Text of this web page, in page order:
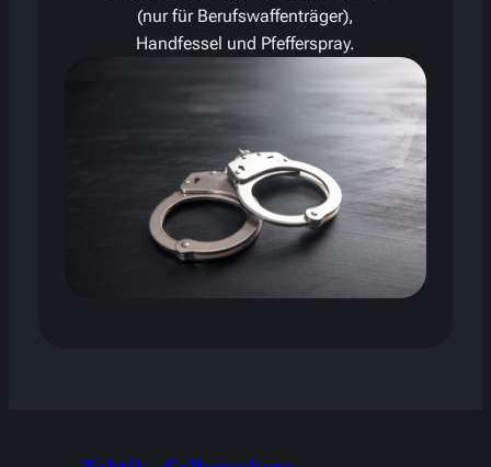
(nur für Berufswaffenträger),
Handfessel und Pfefferspray.